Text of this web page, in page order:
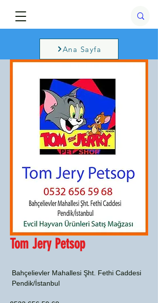
Ana Sayfa
Tom Jery Petsop
Bahçelievler Mahallesi Şht. Fethi Caddesi
Pendik/İstanbul